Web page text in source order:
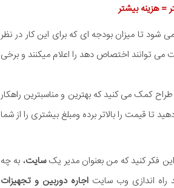
= هزینه بیشتر
شود تا میزان بودجه ای که برای این کار در نظر
می توانند اختصاص دهد را اعلام میکنند و برخی
کمک می کنید که بهترین و مناسبترین راهکار
تا قیمت را بالاتر برده ومبلغ بیشتری را از شما
این فکر کنید که من بعنوان مدیر یکسایت، به چه
راه اندازی وب سایتاجاره دوربین و تجهیزات